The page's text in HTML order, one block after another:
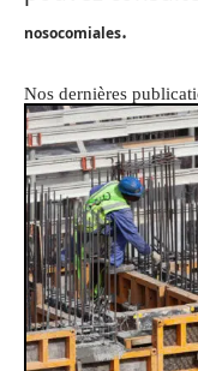
nosocomiales.
Nos dernières